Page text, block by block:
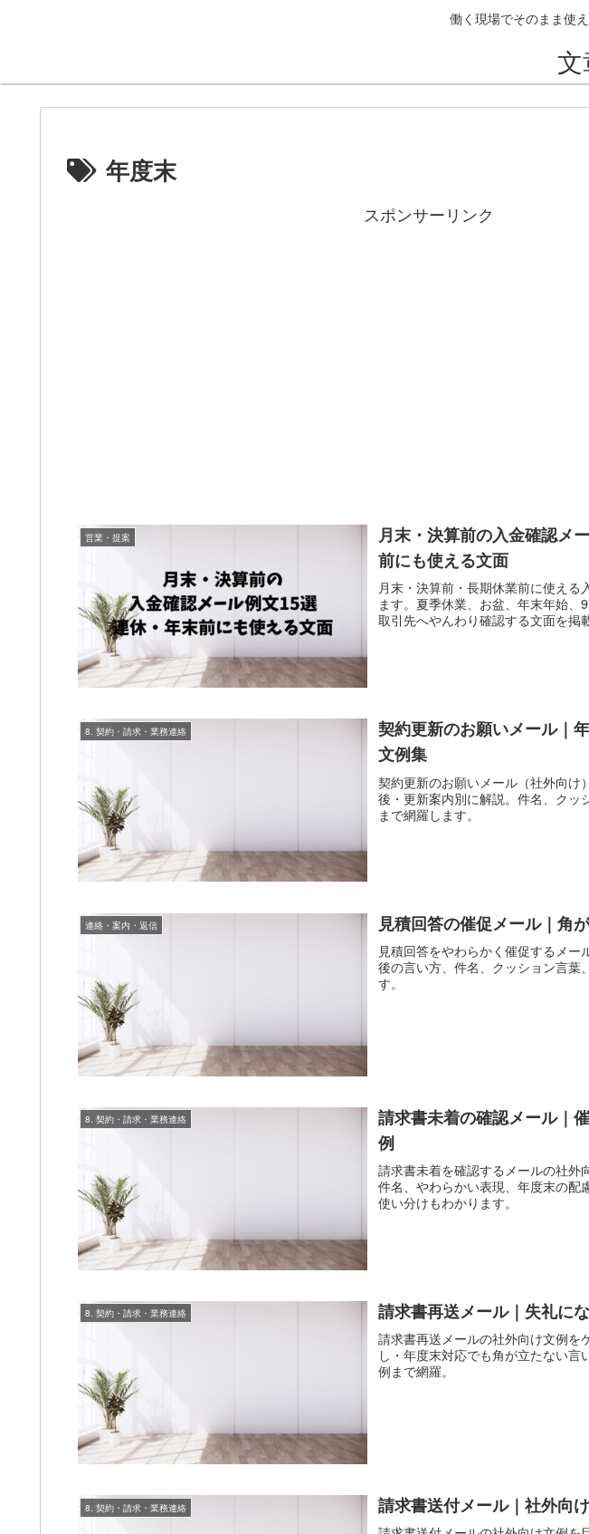
働く現場でそのまま使
年度末
スポンサーリンク
営業・提案
月末・決算前の入金確認メ
前にも使える文面
月末・決算前・長期休業前に使える
ます。夏季休業、お盆、年末年始
取引先へやんわり確認する文面を掲
8. 契約・請求・業務連絡
契約更新のお願いメール｜
文例集
契約更新のお願いメール（社外向け
後・更新案内別に解説。件名、クッ
まで網羅します。
連絡・案内・返信 見積回答の催促メール｜角
見積回答をやわらかく催促するメ
後の言い方、件名、クッション言葉
す。
8. 契約・請求・業務連絡
請求書未着の確認メール｜
例
請求書未着を確認するメールの社外
件名、やわらかい表現、年度末の配
使い分けもわかります。
8. 契約・請求・業務連絡 請求書再送メール｜失礼に
請求書再送メールの社外向け文例を
し・年度末対応でも角が立たない
例まで網羅。
8. 契約・請求・業務連絡 請求書送付メール｜社外向